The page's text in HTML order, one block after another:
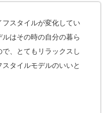
スタイルが変化してい
はその時の自分の暮ら
、とてもリラックスし
タイルモデルのいいと